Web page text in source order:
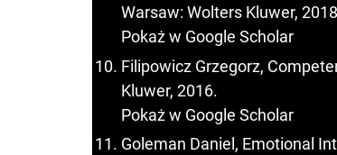
Warsaw: Wolters Kluwer,
Pokaż w Google Scholar
Filipowicz Grzegorz,
Kluwer, 2016.
Pokaż w Google Scholar
Goleman Daniel, Emotional